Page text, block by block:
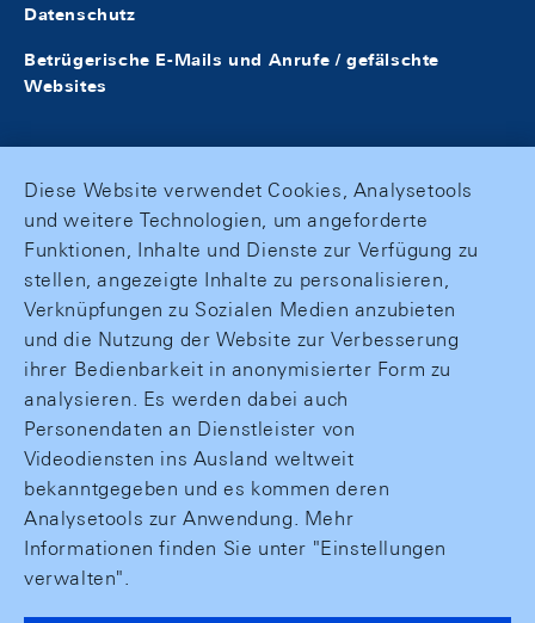
Datenschutz
Betrügerische E-Mails und Anrufe / gefälschte
Websites
Diese Website verwendet Cookies, Analysetools
und weitere Technologien, um angeforderte
Funktionen, Inhalte und Dienste zur Verfügung zu
stellen, angezeigte Inhalte zu personalisieren,
Verknüpfungen zu Sozialen Medien anzubieten
und die Nutzung der Website zur Verbesserung
ihrer Bedienbarkeit in anonymisierter Form zu
analysieren. Es werden dabei auch
Personendaten an Dienstleister von
Videodiensten ins Ausland weltweit
bekanntgegeben und es kommen deren
Analysetools zur Anwendung. Mehr
Informationen finden Sie unter "Einstellungen
verwalten".